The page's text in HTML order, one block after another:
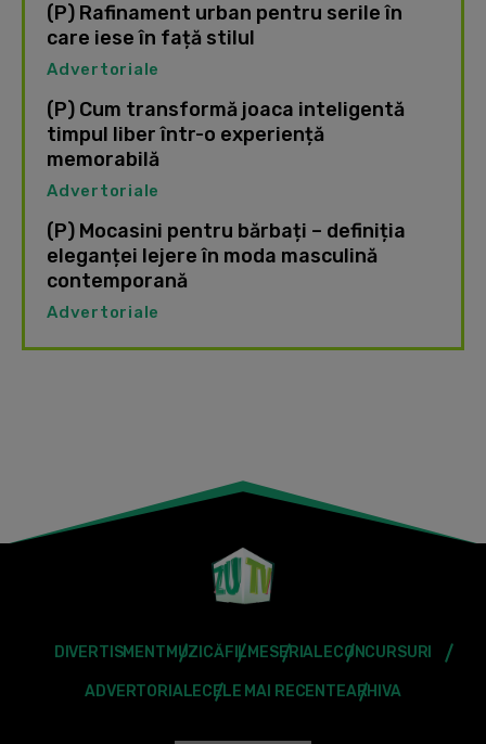
(P) Rafinament urban pentru serile în
care iese în față stilul
Advertoriale
(P) Cum transformă joaca inteligentă
timpul liber într-o experiență
memorabilă
Advertoriale
(P) Mocasini pentru bărbați – definiția
eleganței lejere în moda masculină
contemporană
Advertoriale
DIVERTISMENT MUZICĂFILMESERIALECONCURSURI
ADVERTORIALECELE MAI RECENTEARHIVA